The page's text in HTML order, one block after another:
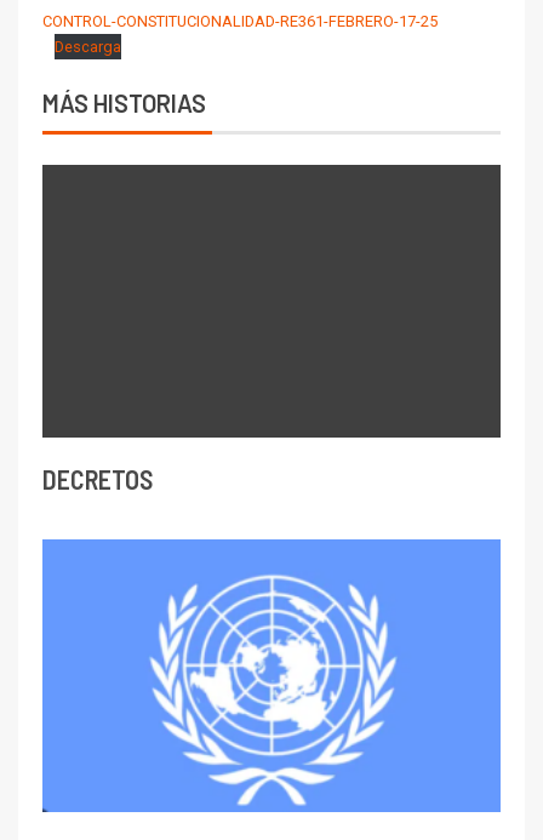
CONTROL-CONSTITUCIONALIDAD-RE361-FEBRERO-17-25
Descarga
MÁS HISTORIAS
DECRETOS